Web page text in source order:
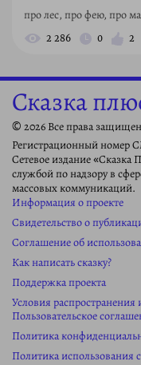
про лес, про фею, про
2 286 0 2
Сказка
© 2026 Все права
Регистрационный номер
Сетевое издание «Сказка
службой по надзору в
массовых коммуникаций.
Информация о проекте
Свидетельство о
Соглашение об
Как написать сказку?
Поддержка проекта
Условия
Пользовательское
Политика
Политика использования